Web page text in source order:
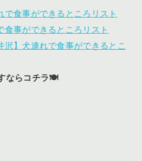
で食事ができるところリスト
食事ができるところリスト
沢】犬連れで食事ができるとこ
ならコチラ🍽